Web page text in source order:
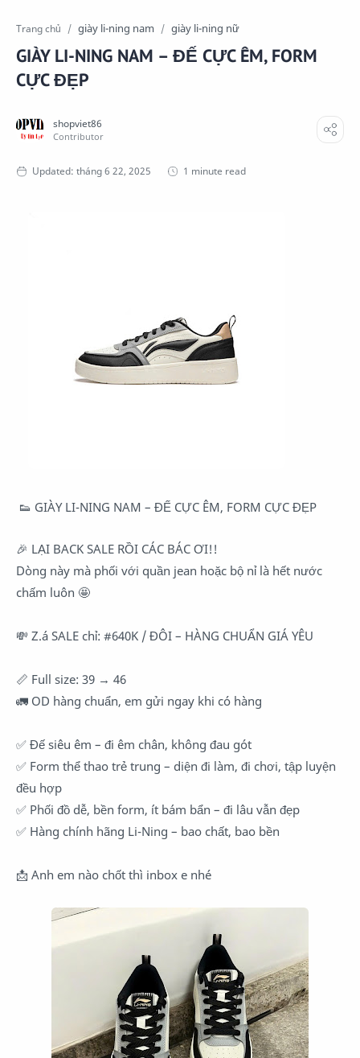
Trang chủ giày li-ning nam giày li-ning nữ
GIÀY LI-NING NAM – ĐẾ CỰC ÊM, FORM
CỰC ĐẸP
1 minute read
👟 GIÀY LI-NING NAM – ĐẾ CỰC ÊM, FORM CỰC ĐẸP
🎉 LẠI BACK SALE RỒI CÁC BÁC ƠI!!
Dòng này mà phối với quần jean hoặc bộ nỉ là hết nước
chấm luôn 🤩
💸 Z.á SALE chỉ: #640K / ĐÔI – HÀNG CHUẨN GIÁ YÊU
📏 Full size: 39 → 46
🚛 OD hàng chuẩn, em gửi ngay khi có hàng
✅ Đế siêu êm – đi êm chân, không đau gót
✅ Form thể thao trẻ trung – diện đi làm, đi chơi, tập luyện
đều hợp
✅ Phối đồ dễ, bền form, ít bám bẩn – đi lâu vẫn đẹp
✅ Hàng chính hãng Li-Ning – bao chất, bao bền
📩 Anh em nào chốt thì inbox e nhé